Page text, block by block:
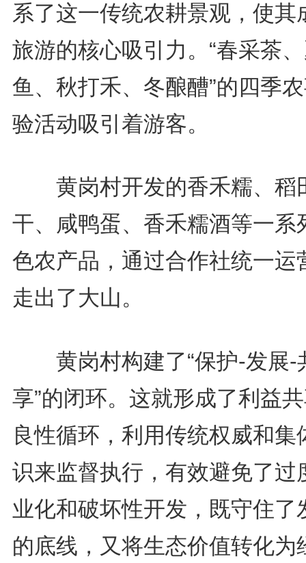
系了这一传统农耕景观，使其
旅游的核心吸引力。“春采茶
鱼、秋打禾、冬酿醩”的四季
验活动吸引着游客。
黄岗村开发的香禾糯、稻
干、咸鸭蛋、香禾糯酒等一系
色农产品，通过合作社统一运
走出了大山。
黄岗村构建了“保护-发展-
享”的闭环。这就形成了利益
良性循环，利用传统权威和集
识来监督执行，有效避免了过
业化和破坏性开发，既守住了
的底线，又将生态价值转化为